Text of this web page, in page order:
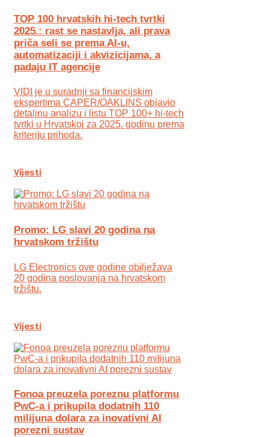
TOP 100 hrvatskih hi-tech tvrtki
2025.: rast se nastavlja, ali prava
priča seli se prema AI-u,
automatizaciji i akvizicijama, a
padaju IT agencije
VIDI je u suradnji sa financijskim
ekspertima CAPER/OAKLINS objavio
detaljnu analizu i listu TOP 100+ hi-tech
tvrtki u Hrvatskoj za 2025. godinu prema
kriteriju prihoda.
Vijesti
Promo: LG slavi 20 godina na
hrvatskom tržištu
LG Electronics ove godine obilježava
20 godina poslovanja na hrvatskom
tržištu.
Vijesti
Fonoa preuzela poreznu platformu
PwC-a i prikupila dodatnih 110
milijuna dolara za inovativni AI
porezni sustav